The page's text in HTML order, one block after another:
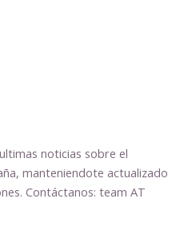
noticias sobre el
manteniendote actualizado
Contáctanos: team AT